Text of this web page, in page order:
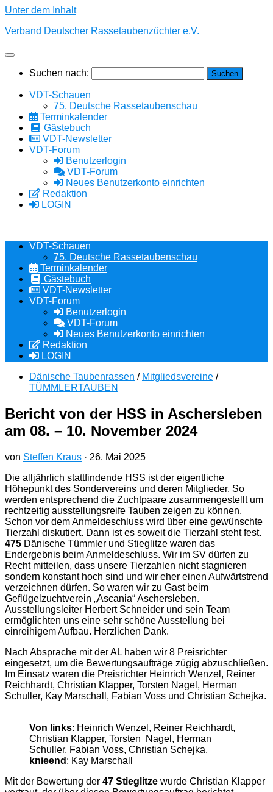
Unter dem Inhalt
Verband Deutscher Rassetaubenzüchter e.V.
Suchen nach:
VDT-Schauen
75. Deutsche Rassetaubenschau
Terminkalender
Gästebuch
VDT-Newsletter
VDT-Forum
Benutzerlogin
VDT-Forum
Neues Benutzerkonto einrichten
Redaktion
LOGIN
VDT-Schauen
75. Deutsche Rassetaubenschau
Terminkalender
Gästebuch
VDT-Newsletter
VDT-Forum
Benutzerlogin
VDT-Forum
Neues Benutzerkonto einrichten
Redaktion
LOGIN
Dänische Taubenrassen / Mitgliedsvereine /
TÜMMLERTAUBEN
Bericht von der HSS in Aschersleben
am 08. – 10. November 2024
von Steffen Kraus · 26. Mai 2025
Die alljährlich stattfindende HSS ist der eigentliche
Höhepunkt des Sondervereins und deren Mitglieder. So
werden entsprechend die Zuchtpaare zusammengestellt um
rechtzeitig ausstellungsreife Tauben zeigen zu können.
Schon vor dem Anmeldeschluss wird über eine gewünschte
Tierzahl diskutiert. Dann ist es soweit die Tierzahl steht fest.
475 Dänische Tümmler und Stieglitze waren das
Endergebnis beim Anmeldeschluss. Wir im SV dürfen zu
Recht mitteilen, dass unsere Tierzahlen nicht stagnieren
sondern konstant hoch sind und wir eher einen Aufwärtstrend
verzeichnen dürfen. So waren wir zu Gast beim
Geflügelzuchtverein „Ascania“ Aschersleben.
Ausstellungsleiter Herbert Schneider und sein Team
ermöglichten uns eine sehr schöne Ausstellung bei
einreihigem Aufbau. Herzlichen Dank.
Nach Absprache mit der AL haben wir 8 Preisrichter
eingesetzt, um die Bewertungsaufträge zügig abzuschließen.
Im Einsatz waren die Preisrichter Heinrich Wenzel, Reiner
Reichhardt, Christian Klapper, Torsten Nagel, Herman
Schuller, Kay Marschall, Fabian Voss und Christian Schejka.
Von links: Heinrich Wenzel, Reiner Reichhardt,
Christian Klapper, Torsten Nagel, Herman
Schuller, Fabian Voss, Christian Schejka,
knieend : Kay Marschall
Mit der Bewertung der 47 Stieglitze wurde Christian Klapper